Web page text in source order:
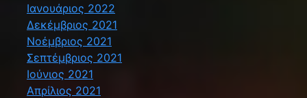
Ιανουάριος 2022
Δεκέμβριος 2021
Νοέμβριος 2021
Σεπτέμβριος 2021
Ιούνιος 2021
Απρίλιος 2021